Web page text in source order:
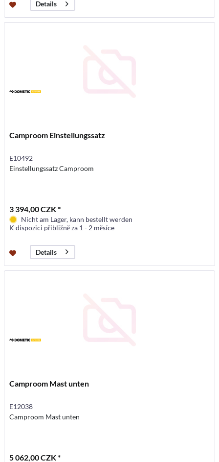
Details
Camproom Einstellungssatz
E10492
Einstellungssatz Camproom
3 394,00 CZK *
Nicht am Lager, kann bestellt werden
K dispozici přibližně za 1 - 2 měsíce
Details
Camproom Mast unten
E12038
Camproom Mast unten
5 062,00 CZK *